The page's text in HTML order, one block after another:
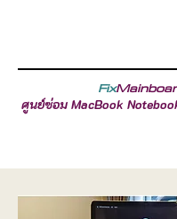
Fix
ศูนย์ซ่อม MacBook